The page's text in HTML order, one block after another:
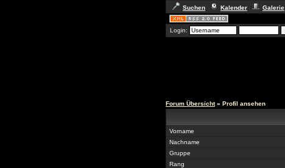
Suchen Kalender Galerie
Login:
Forum Übersicht» Profil ansehen
Vorname
Nachname
Gruppe
Rang